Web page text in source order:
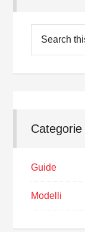
Categorie
Guide
Modelli